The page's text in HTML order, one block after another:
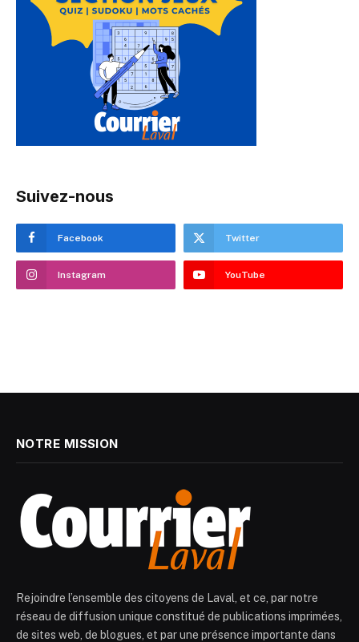
Suivez-nous
Facebook Twitter
Instagram YouTube
NOTRE MISSION
Rejoindre l’ensemble des citoyens de Laval, et ce, par notre
réseau de diffusion unique constitué de publications imprimées,
de sites web, de blogues, et par une présence importante dans